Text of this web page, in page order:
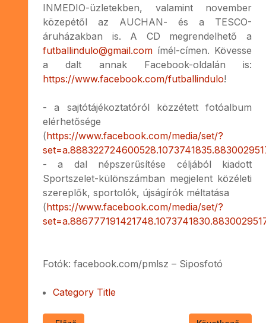
INMEDIO-üzletekben, valamint november
közepétől az AUCHAN- és a TESCO-
áruházakban is. A CD megrendelhető a
futballindulo@gmail.com ímél-címen. Kövesse
a dalt annak Facebook-oldalán is:
https://www.facebook.com/futballindulo!
- a sajtótájékoztatóról közzétett fotóalbum
elérhetősége
(https://www.facebook.com/media/set/?
- a dal népszerűsítése céljából kiadott
Sportszelet-különszámban megjelent közéleti
szereplők, sportolók, újságírók méltatása
(https://www.facebook.com/media/set/?
Fotók: facebook.com/pmlsz – Siposfotó
Category Title